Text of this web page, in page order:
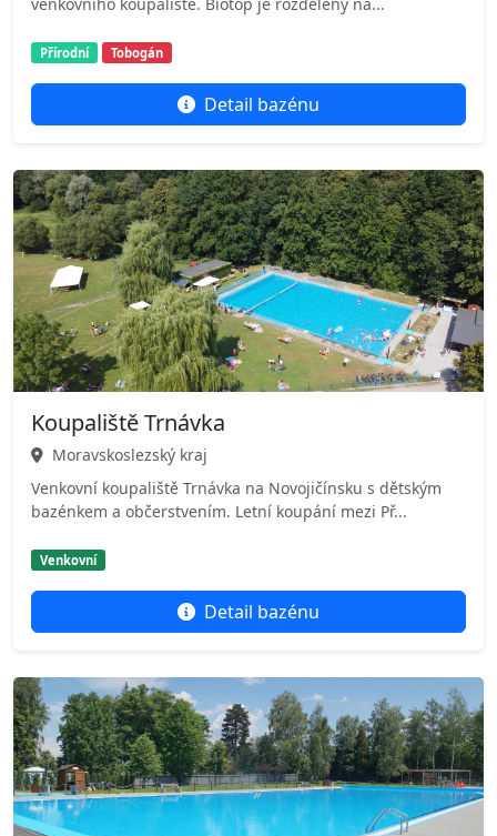
Přírodní Tobogán
Detail bazénu
Koupaliště Trnávka
Moravskoslezský kraj
Venkovní koupaliště Trnávka na Novojičínsku s dětským
bazénkem a občerstvením. Letní koupání mezi Př...
Venkovní
Detail bazénu